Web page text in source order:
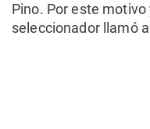
Pino. Por este motivo
seleccionador llamó